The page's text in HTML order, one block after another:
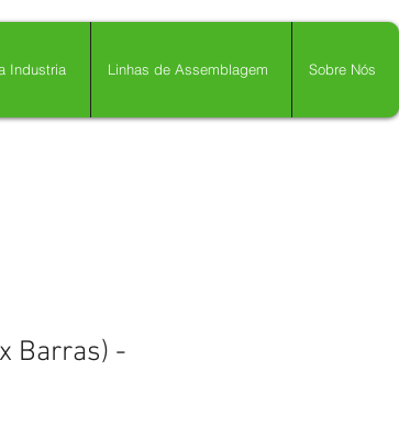
Industria Linhas de Assemblagem Sobre Nós
Barras) -